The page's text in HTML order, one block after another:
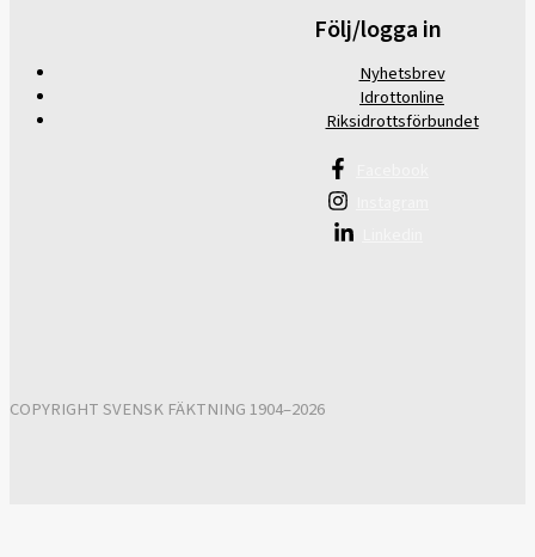
Följ/logga in
Nyhetsbrev
Idrottonline
Riksidrottsförbundet
COPYRIGHT SVENSK FÄKTNING 1904–2026